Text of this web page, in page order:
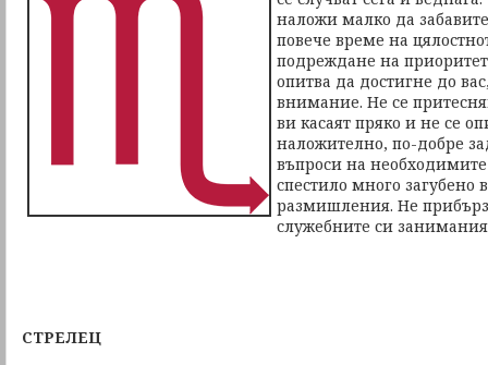
наложи малко да
повече време на
подреждане на
опитва да достигне до
внимание. Не се
ви касаят пряко и не се
наложително, по-добре
въпроси на
спестило много
размишления. Не
служебните си
СТРЕЛЕЦ